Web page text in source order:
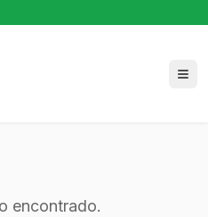
encontrado.